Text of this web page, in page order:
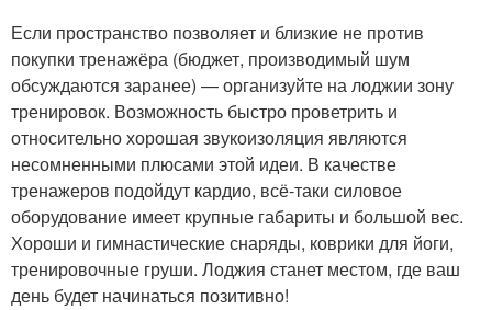
Если пространство позволяет и близкие не против
покупки тренажёра (бюджет, производимый шум
обсуждаются заранее) — организуйте на лоджии зону
тренировок. Возможность быстро проветрить и
относительно хорошая звукоизоляция являются
несомненными плюсами этой идеи. В качестве
тренажеров подойдут кардио, всё-таки силовое
оборудование имеет крупные габариты и большой вес.
Хороши и гимнастические снаряды, коврики для йоги,
тренировочные груши. Лоджия станет местом, где ваш
день будет начинаться позитивно!